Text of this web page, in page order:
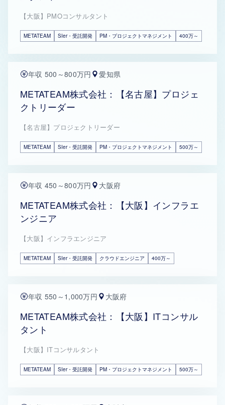
【大阪】PMOコンサルタント
METATEAM SIer・受託開発 PM・プロジェクトマネジメント 400万～
年収 500～800万円 愛知県
METATEAM株式会社：【名古屋】プロジェ
クトリーダー
【名古屋】プロジェクトリーダー
METATEAM SIer・受託開発 PM・プロジェクトマネジメント 500万～
年収 450～800万円 大阪府
METATEAM株式会社：【大阪】インフラエ
ンジニア
【大阪】インフラエンジニア
METATEAM SIer・受託開発 クラウドエンジニア 400万～
年収 550～1,000万円 大阪府
METATEAM株式会社：【大阪】ITコンサル
タント
【大阪】ITコンサルタント
METATEAM SIer・受託開発 PM・プロジェクトマネジメント 500万～